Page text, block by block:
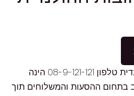
מוניות רחובות ההולנדית טלפון 08-9-121-121 הינה
בתחום ההסעות והמשלוחים תוך